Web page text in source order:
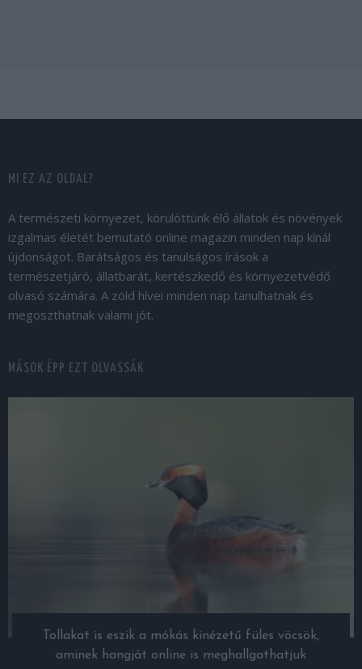
MI EZ AZ OLDAL?
A természeti környezet, körülöttünk élő állatok és növények
izgalmas életét bemutató online magazin minden nap kínál
újdonságot. Barátságos és tanulságos írások a
természetjáró, állatbarát, kertészkedő és környezetvédő
olvasó számára. A zöld hívei minden nap tanulhatnak és
megoszthatnak valami jót.
MÁSOK ÉPP EZT OLVASSÁK
Tollakat is eszik a mókás kinézetű füles vöcsök,
aminek hangját online is meghallgathatjuk